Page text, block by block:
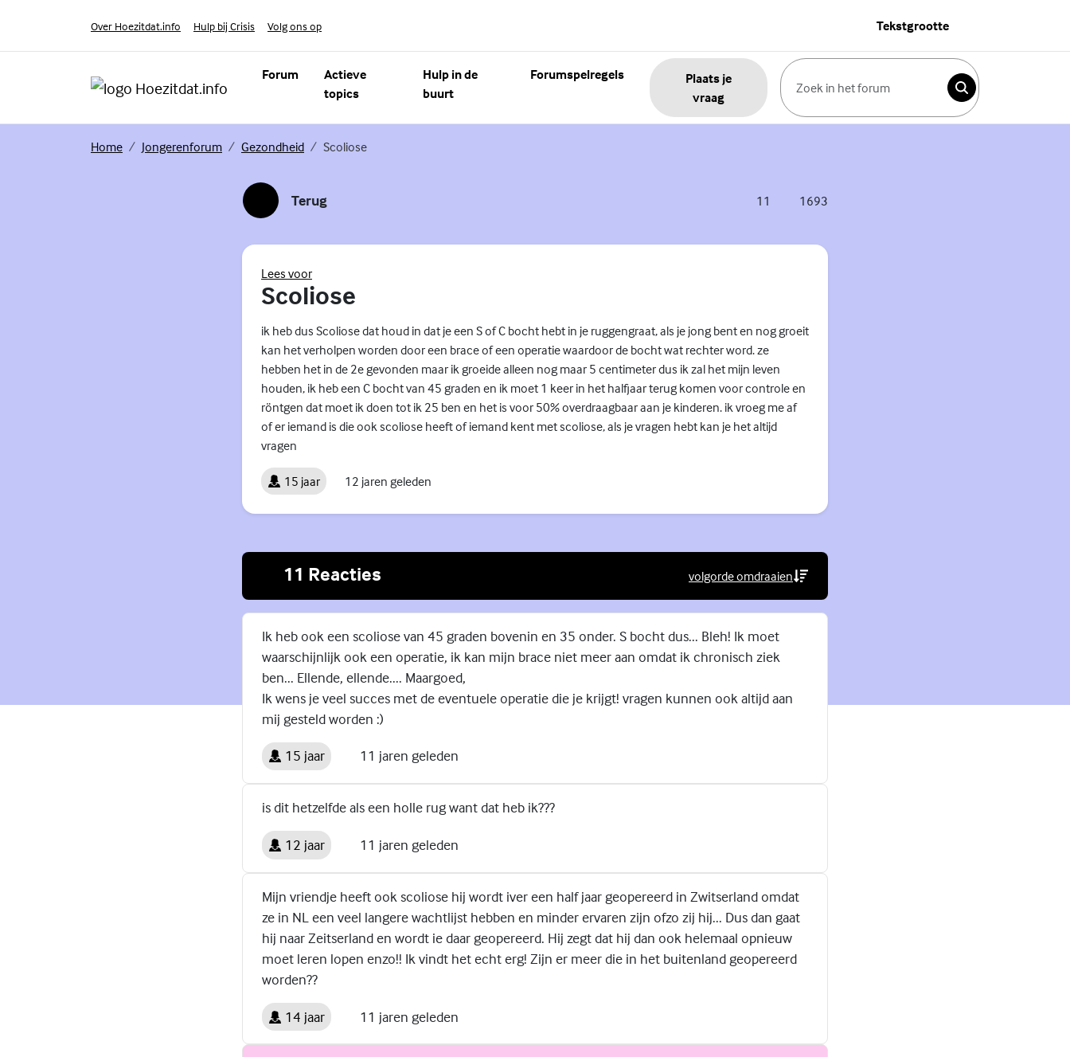
Over Hoezitdat.info Hulp bij Crisis Volg ons op
Instagram Tekstgrootte
Forum
Actieve
topics
Hulp in de
buurt
Forumspelregels
Plaats je
vraag
Zoeken
Home(Externe link)
Jongerenforum(Externe link)
Gezondheid(Externe link)
Scoliose
Terug
(Externe link) 11
reacties
1693
weergaves
Lees voor(Externe link)
Scoliose
ik heb dus Scoliose dat houd in dat je een S of C bocht hebt in je ruggengraat, als je jong bent en nog groeit
kan het verholpen worden door een brace of een operatie waardoor de bocht wat rechter word. ze
hebben het in de 2e gevonden maar ik groeide alleen nog maar 5 centimeter dus ik zal het mijn leven
houden, ik heb een C bocht van 45 graden en ik moet 1 keer in het halfjaar terug komen voor controle en
röntgen dat moet ik doen tot ik 25 ben en het is voor 50% overdraagbaar aan je kinderen. ik vroeg me af
of er iemand is die ook scoliose heeft of iemand kent met scoliose, als je vragen hebt kan je het altijd
vragen
15 jaar 12 jaren geleden
11 Reacties volgorde omdraaien
(Externe link)
Ik heb ook een scoliose van 45 graden bovenin en 35 onder. S bocht dus... Bleh! Ik moet
waarschijnlijk ook een operatie, ik kan mijn brace niet meer aan omdat ik chronisch ziek
ben... Ellende, ellende.... Maargoed,
Ik wens je veel succes met de eventuele operatie die je krijgt! vragen kunnen ook altijd aan
mij gesteld worden :)
15 jaar 11 jaren geleden
is dit hetzelfde als een holle rug want dat heb ik???
12 jaar 11 jaren geleden
Mijn vriendje heeft ook scoliose hij wordt iver een half jaar geopereerd in Zwitserland omdat
ze in NL een veel langere wachtlijst hebben en minder ervaren zijn ofzo zij hij... Dus dan gaat
hij naar Zeitserland en wordt ie daar geopereerd. Hij zegt dat hij dan ook helemaal opnieuw
moet leren lopen enzo!! Ik vindt het echt erg! Zijn er meer die in het buitenland geopereerd
worden??
14 jaar 11 jaren geleden